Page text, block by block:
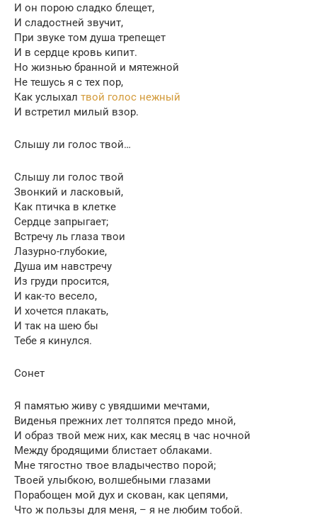
И он порою сладко блещет,
И сладостней звучит,
При звуке том душа трепещет
И в сердце кровь кипит.
Но жизнью бранной и мятежной
Не тешусь я с тех пор,
Как услыхал твой голос нежный
И встретил милый взор.
Слышу ли голос твой…
Слышу ли голос твой
Звонкий и ласковый,
Как птичка в клетке
Сердце запрыгает;
Встречу ль глаза твои
Лазурно-глубокие,
Душа им навстречу
Из груди просится,
И как-то весело,
И хочется плакать,
И так на шею бы
Тебе я кинулся.
Сонет
Я памятью живу с увядшими мечтами,
Виденья прежних лет толпятся предо мной,
И образ твой меж них, как месяц в час ночной
Между бродящими блистает облаками.
Мне тягостно твое владычество порой;
Твоей улыбкою, волшебными глазами
Порабощен мой дух и скован, как цепями,
Что ж пользы для меня, – я не любим тобой.